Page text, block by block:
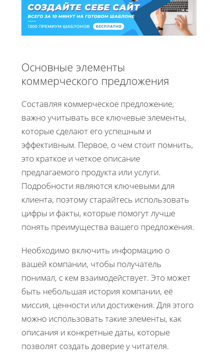
Основные элементы
коммерческого предложения
Составляя коммерческое предложение,
важно учитывать все ключевые элементы,
которые сделают его успешным и
эффективным. Первое, о чем стоит помнить,
это краткое и четкое описание
предлагаемого продукта или услуги.
Подробности являются ключевыми для
клиента, поэтому старайтесь использовать
цифры и факты, которые помогут лучше
понять преимущества вашего предложения.
Необходимо включить информацию о
вашей компании, чтобы получатель
понимал, с кем взаимодействует. Это может
быть небольшая история компании, её
миссия, ценности или достижения. Для этого
можно использовать такие элементы, как
описания и конкретные даты, которые
позволят создать доверие у читателя.